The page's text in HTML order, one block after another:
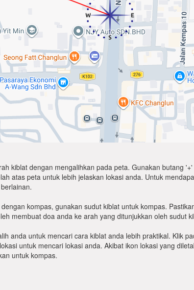
kiblat dengan mengalihkan pada peta. Gunakan butang
atas peta untuk lebih jelaskan lokasi anda. Untuk
dengan kompas, gunakan sudut kiblat untuk kompas.
membuat doa anda ke arah yang ditunjukkan oleh sudut
anda untuk mencari cara kiblat anda lebih praktikal. Klik
untuk mencari lokasi anda. Akibat ikon lokasi yang
untuk kompas.